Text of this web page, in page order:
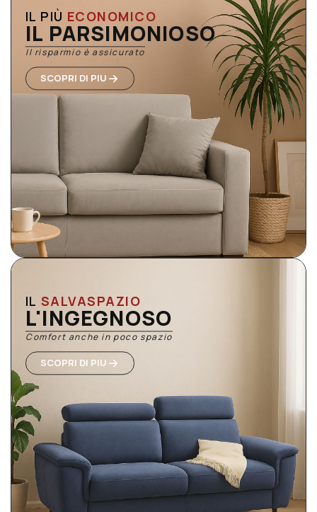
IL PIÙ ECONOMICO
IL PARSIMONIOSO
Il risparmio è assicurato
SCOPRI DI PIU
IL SALVASPAZIO
L'INGEGNOSO
Comfort anche in poco spazio
SCOPRI DI PIU